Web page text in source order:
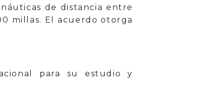
de distancia entre
millas. El acuerdo otorga
para su estudio y